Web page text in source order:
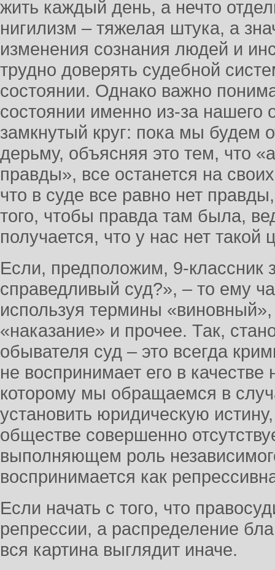
жить каждый день, а нечто
нигилизм – тяжелая штука, а
изменения сознания людей и
трудно доверять судебной
состоянии. Однако важно
состоянии именно из-за нашего
замкнутый круг: пока мы будем
дерьму, объясняя это тем, что
правды», все останется на
что в суде все равно нет
того, чтобы правда там была,
получается, что у нас нет такой
Если, предположим, 9-классник
справедливый суд?», – то ему
используя термины
«наказание» и прочее. Так,
обывателя суд – это всегда
не воспринимает его в качестве
которому мы обращаемся в
установить юридическую
обществе совершенно
выполняющем роль
воспринимается как
Если начать с того, что
репрессии, а распределение
вся картина выглядит иначе.